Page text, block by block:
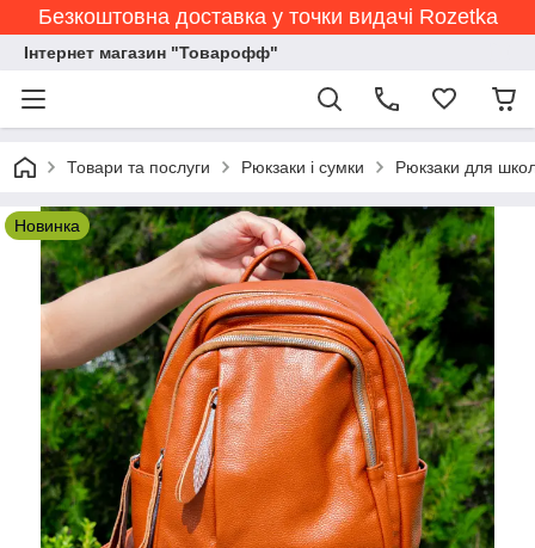
Безкоштовна доставка у точки видачі Rozetka
Інтернет магазин "Товарофф"
Товари та послуги Рюкзаки і сумки Рюкзаки для
Новинка